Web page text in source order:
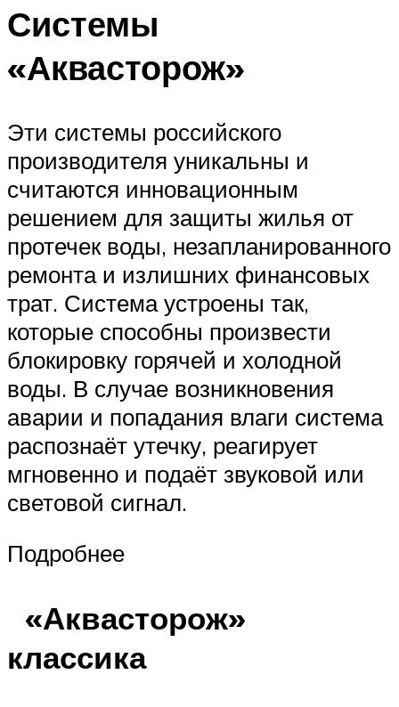
Системы
«Аквасторож»
Эти системы российского
производителя уникальны и
считаются инновационным
решением для защиты жилья от
протечек воды, незапланированного
ремонта и излишних финансовых
трат. Система устроены так,
которые способны произвести
блокировку горячей и холодной
воды. В случае возникновения
аварии и попадания влаги система
распознаёт утечку, реагирует
мгновенно и подаёт звуковой или
световой сигнал.
Подробнее
«Аквасторож»
классика